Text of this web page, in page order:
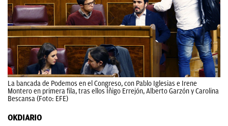
La bancada de Podemos en el Congreso, con Pablo Iglesias e Irene
Montero en primera fila, tras ellos Íñigo Errejón, Alberto Garzón y Carolina
Bescansa (Foto: EFE)
OKDIARIO